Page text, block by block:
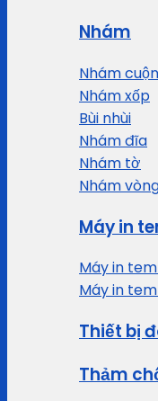
Nhám
Nhám cuộn
Nhám xốp
Bùi nhùi
Nhám đĩa
Nhám tờ
Nhám
Máy in
Máy in
Máy in
Thiết bị
Thảm